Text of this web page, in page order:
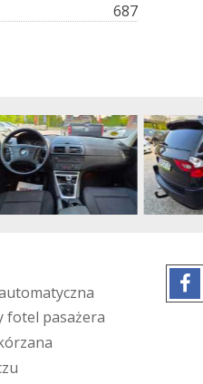
687
utomatyczna
fotel pasażera
órzana
zu